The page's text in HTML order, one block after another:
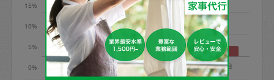
金曜日9時～土曜日8時まで＝依頼金額の
100%
土曜日8時〜実施時間＝依頼金額の100%
＋交通費全額
依頼者不在による当日キャンセル＝依頼
0%
5%
10%
15%
月 水 木 土 日